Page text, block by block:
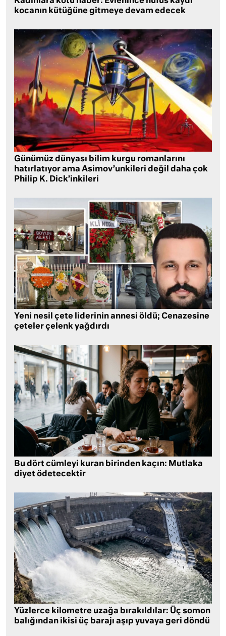
kocanın kütüğüne gitmeye devam edecek
Günümüz dünyası bilim kurgu romanlarını
hatırlatıyor ama Asimov’unkileri değil daha çok
Philip K. Dick’inkileri
Yeni nesil çete liderinin annesi öldü; Cenazesine
çeteler çelenk yağdırdı
Bu dört cümleyi kuran birinden kaçın: Mutlaka
diyet ödetecektir
Yüzlerce kilometre uzağa bırakıldılar: Üç somon
balığından ikisi üç barajı aşıp yuvaya geri döndü